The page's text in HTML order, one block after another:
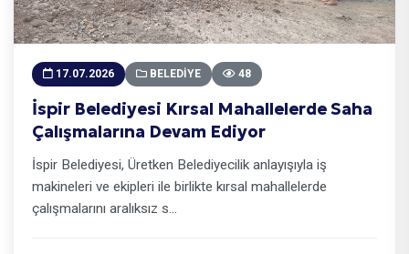
17.07.2026 BELEDIYE 48
İspir Belediyesi Kırsal Mahallelerde Saha
Çalışmalarına Devam Ediyor
İspir Belediyesi, Üretken Belediyecilik anlayışıyla iş
makineleri ve ekipleri ile birlikte kırsal mahallelerde
çalışmalarını aralıksız s...